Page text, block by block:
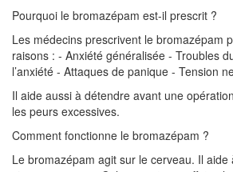
Pourquoi le bromazépam est-il prescrit ?
Les médecins prescrivent le bromazépam
raisons : - Anxiété généralisée - Troubles
l’anxiété - Attaques de panique - Tension
Il aide aussi à détendre avant une
les peurs excessives.
Comment fonctionne le bromazépam ?
Le bromazépam agit sur le cerveau. Il